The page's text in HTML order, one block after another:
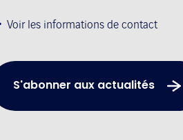
Voir les informations de contact
S'abonner aux actualités